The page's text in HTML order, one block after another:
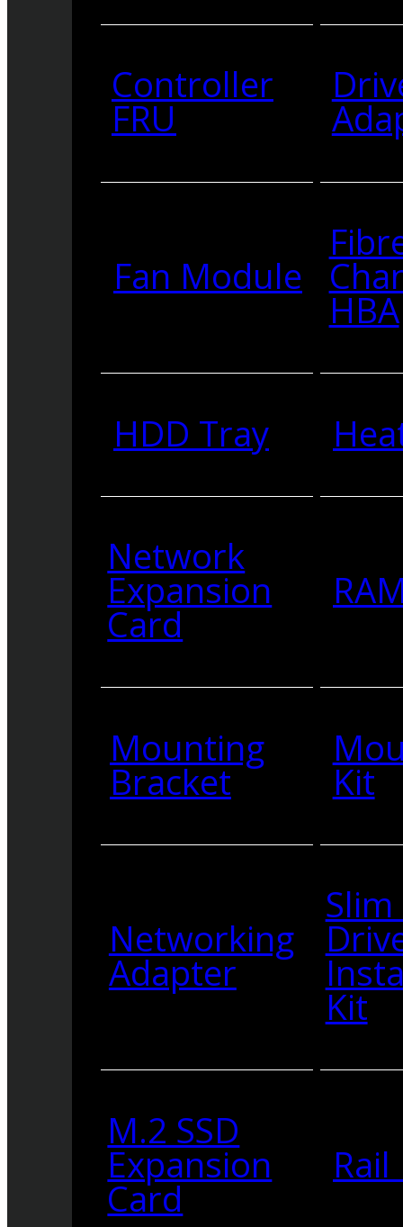
Controller
FRU
Fan Module
HBA
HDD Tray
Network
Expansion
Card
Mounting
Bracket Kit
Networking
Adapter
Kit
M.2 SSD
Expansion
Card